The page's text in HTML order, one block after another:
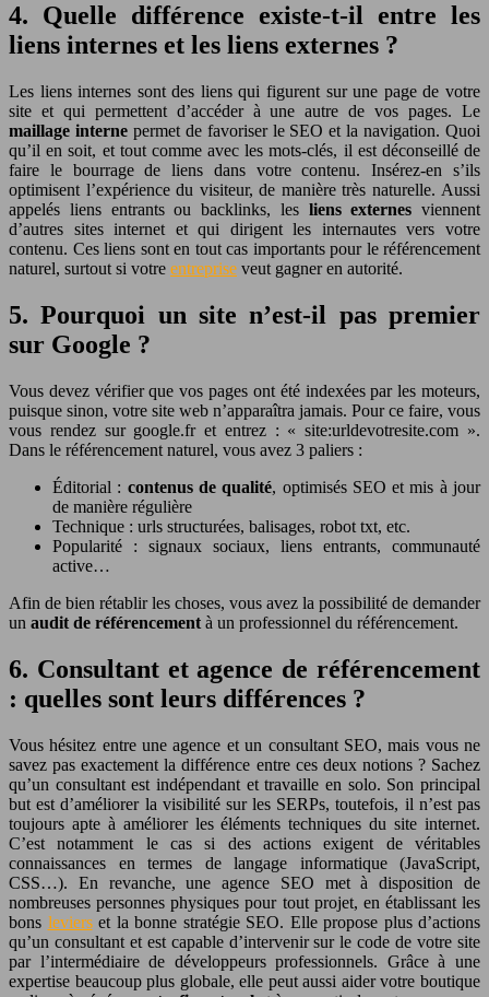
4. Quelle différence existe-t-il entre les
liens internes et les liens externes ?
Les liens internes sont des liens qui figurent sur une page de votre
site et qui permettent d’accéder à une autre de vos pages. Le
maillage internepermet de favoriser le SEO et la navigation. Quoi
qu’il en soit, et tout comme avec les mots-clés, il est déconseillé de
faire le bourrage de liens dans votre contenu. Insérez-en s’ils
optimisent l’expérience du visiteur, de manière très naturelle. Aussi
appelés liens entrants ou backlinks, les liens externes viennent
d’autres sites internet et qui dirigent les internautes vers votre
contenu. Ces liens sont en tout cas importants pour le référencement
naturel, surtout si votre entreprise veut gagner en autorité.
5. Pourquoi un site n’est-il pas premier
sur Google ?
Vous devez vérifier que vos pages ont été indexées par les moteurs,
puisque sinon, votre site web n’apparaîtra jamais. Pour ce faire, vous
vous rendez sur google.fr et entrez : « site:urldevotresite.com ».
Dans le référencement naturel, vous avez 3 paliers :
Éditorial : contenus de qualité, optimisés SEO et mis à jour
de manière régulière
Technique : urls structurées, balisages, robot txt, etc.
Popularité : signaux sociaux, liens entrants, communauté
active…
Afin de bien rétablir les choses, vous avez la possibilité de demander
un audit de référencement à un professionnel du référencement.
6. Consultant et agence de référencement
: quelles sont leurs différences ?
Vous hésitez entre une agence et un consultant SEO, mais vous ne
savez pas exactement la différence entre ces deux notions ? Sachez
qu’un consultant est indépendant et travaille en solo. Son principal
but est d’améliorer la visibilité sur les SERPs, toutefois, il n’est pas
toujours apte à améliorer les éléments techniques du site internet.
C’est notamment le cas si des actions exigent de véritables
connaissances en termes de langage informatique (JavaScript,
CSS…). En revanche, une agence SEO met à disposition de
nombreuses personnes physiques pour tout projet, en établissant les
bons levierset la bonne stratégie SEO. Elle propose plus d’actions
qu’un consultant et est capable d’intervenir sur le code de votre site
par l’intermédiaire de développeurs professionnels. Grâce à une
expertise beaucoup plus globale, elle peut aussi aider votre boutique